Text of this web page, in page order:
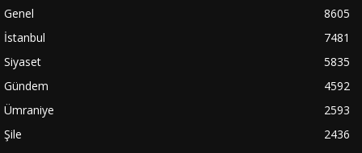
Genel
8605
İstanbul
7481
Siyaset
5835
Gündem
4592
Ümraniye
2593
Şile
2436